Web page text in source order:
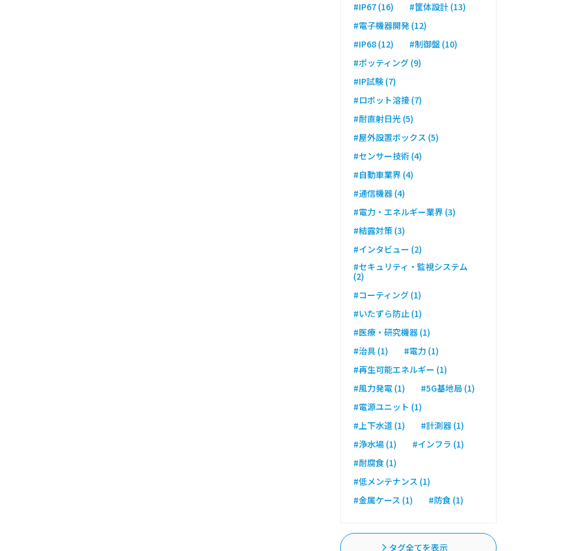
#IP67 (16)
#筐体設計 (13)
#電子機器開発 (12)
#IP68 (12)
#制御盤 (10)
#ポッティング (9)
#IP試験 (7)
#ロボット溶接 (7)
#耐直射日光 (5)
#屋外設置ボックス (5)
#センサー技術 (4)
#自動車業界 (4)
#通信機器 (4)
#電力・エネルギー業界 (3)
#結露対策 (3)
#インタビュー (2)
#セキュリティ・監視システム
(2)
#コーティング (1)
#いたずら防止 (1)
#医療・研究機器 (1)
#治具 (1)
#電力 (1)
#再生可能エネルギー (1)
#風力発電 (1)
#5G基地局 (1)
#電源ユニット (1)
#上下水道 (1)
#計測器 (1)
#浄水場 (1)
#インフラ (1)
#耐腐食 (1)
#低メンテナンス (1)
#金属ケース (1)
#防食 (1)
タグ全てを表示